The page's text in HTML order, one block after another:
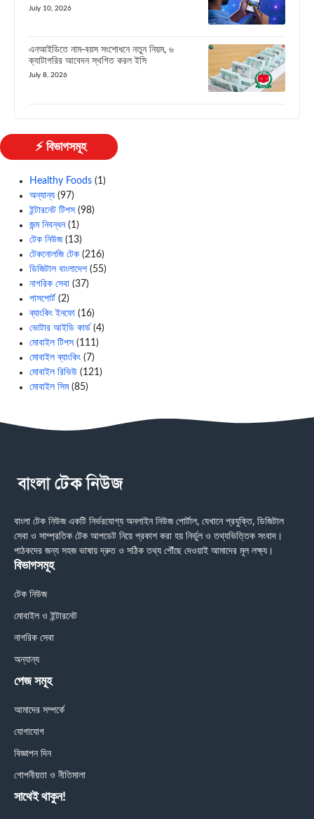
July 10, 2026
এনআইডিতে নাম-বয়স সংশোধনে নতুন নিয়ম, ৬
ক্যাটাগরির আবেদন স্থগিত করল ইসি
July 8, 2026
⚡ বিভাগসমূহ
Healthy Foods (1)
অন্যান্য (97)
ইন্টারনেট টিপস (98)
জন্ম নিবন্ধন(1)
টেক নিউজ(13)
টেকনোলজি টেক (216)
ডিজিটাল বাংলাদেশ(55)
নাগরিক সেবা (37)
পাসপোর্ট (2)
ব্যাংকিং ইনফো (16)
ভোটার আইডি কার্ড (4)
মোবাইল টিপস (111)
মোবাইল ব্যাংকিং (7)
মোবাইল রিভিউ (121)
মোবাইল সিম(85)
বাংলা টেক নিউজ একটি নির্ভরযোগ্য অনলাইন নিউজ পোর্টাল, যেখানে প্রযুক্তি, ডিজিটাল
সেবা ও সাম্প্রতিক টেক আপডেট নিয়ে প্রকাশ করা হয় নির্ভুল ও তথ্যভিত্তিক সংবাদ।
পাঠকদের জন্য সহজ ভাষায় দ্রুত ও সঠিক তথ্য পৌঁছে দেওয়াই আমাদের মূল লক্ষ্য।
বিভাগসমূহ
টেক নিউজ
মোবাইল ও ইন্টারনেট
নাগরিক সেবা
অন্যান্য
পেজ সমূহ
আমাদের সম্পর্কে
যোগাযোগ
বিজ্ঞাপন দিন
গোপনীয়তা ও নীতিমালা
সাথেই থাকুন!